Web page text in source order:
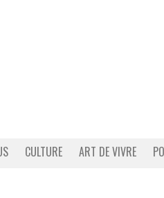
CULTURE ART DE VIVRE